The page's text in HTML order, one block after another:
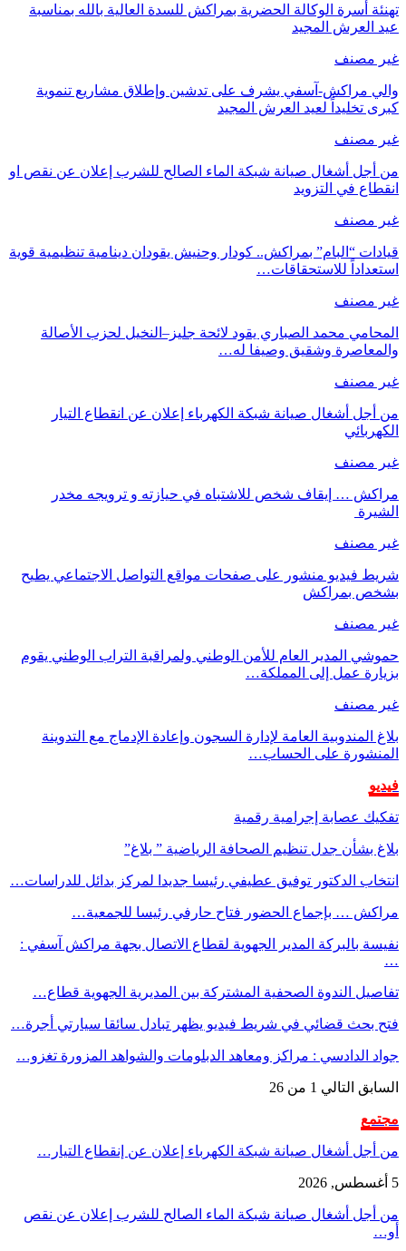
تهنئة أسرة الوكالة الحضرية بمراكش للسدة العالية بالله بمناسبة
عيد العرش المجيد
غير مصنف
والي مراكش-آسفي يشرف على تدشين وإطلاق مشاريع تنموية
كبرى تخليداً لعيد العرش المجيد
غير مصنف
من أجل أشغال صيانة شبكة الماء الصالح للشرب إعلان عن نقص او
انقطاع في التزويد
غير مصنف
قيادات “البام” بمراكش.. كودار وحنيش يقودان دينامية تنظيمية قوية
استعداداً للاستحقاقات…
غير مصنف
المحامي محمد الصباري يقود لائحة جليز–النخيل لحزب الأصالة
والمعاصرة وشقيق وصيفا له…
غير مصنف
من أجل أشغال صيانة شبكة الكهرباء إعلان عن انقطاع التيار
الكهربائي
غير مصنف
مراكش … إيقاف شخص للاشتباه في حيازته و ترويجه مخدر
الشيرة
غير مصنف
شريط فيديو منشور على صفحات مواقع التواصل الاجتماعي يطيح
بشخص بمراكش
غير مصنف
حموشي المدير العام للأمن الوطني ولمراقبة التراب الوطني يقوم
بزيارة عمل إلى المملكة…
غير مصنف
بلاغ المندوبية العامة لإدارة السجون وإعادة الإدماج مع التدوينة
المنشورة على الحساب…
فيديو
تفكيك عصابة إجرامية رقمية
بلاغ بشأن جدل تنظيم الصحافة الرياضية ” بلاغ”
انتخاب الدكتور توفيق عطيفي رئيسا جديدا لمركز بدائل للدراسات…
مراكش … بإجماع الحضور فتاح حارفي رئيسا للجمعية…
نفيسة بالبركة المدير الجهوية لقطاع الاتصال بجهة مراكش آسفي :
…
تفاصيل الندوة الصحفية المشتركة بين المديرية الجهوية قطاع…
فتح بحث قضائي في شريط فيديو يظهر تبادل سائقا سيارتي أجرة…
جواد الدادسي : مراكز ومعاهد الدبلومات والشواهد المزورة تغزو…
السابق التالي 1 من 26
مجتمع
من أجل أشغال صيانة شبكة الكهرباء إعلان عن إنقطاع التيار…
5 أغسطس, 2026
من أجل أشغال صيانة شبكة الماء الصالح للشرب إعلان عن نقص
أو…